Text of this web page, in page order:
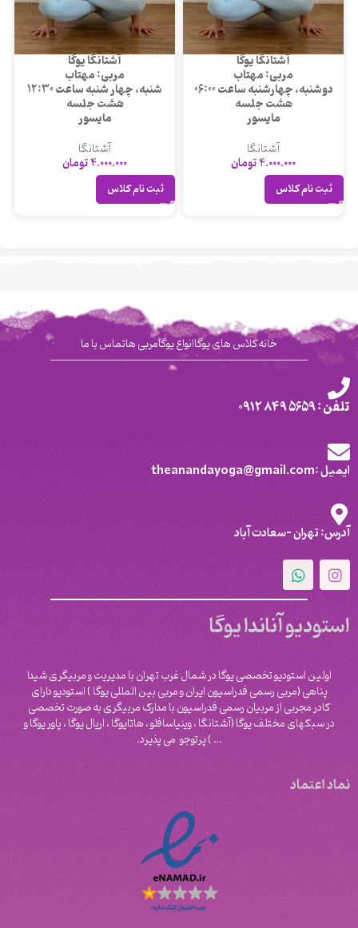
آشتانگا یوگا
مربی: مهتاب
دوشنبه، چهارشنبه ساعت 06:00
هشت جلسه
مایسور
آشتانگا
4.000.000تومان
ثبت نام کلاس
آشتانگا یوگا
مربی: مهتاب
شنبه، چهار شنبه ساعت 12:30
هشت جلسه
مایسور
آشتانگا
4.000.000تومان
ثبت نام کلاس
خانهکلاس های یوگاانواع یوگامربی هاتماس با ما
تلفن : 5659 849 0912
ایمیل :theanandayoga@gmail.com
آدرس: تهران -سعادت آباد
استودیو آناندا یوگا
اولین استودیو تخصصی یوگا در شمال غرب تهران با مدیریت و مربیگری شیدا
پناهی (مربی رسمی فدراسیون ایران و مربی بین المللی یوگا ) استودیو دارای
کادر مجربی از مربیان رسمی فدراسیون با مدارک مربیگری به صورت تخصصی
در سبکهای مختلف یوگا (آشتانگا ، وینیاسافلو ، هاتایوگا ، اریال یوگا ، پاور یوگا و
‌… ) پرتوجو می پذیرد.
نماد اعتماد